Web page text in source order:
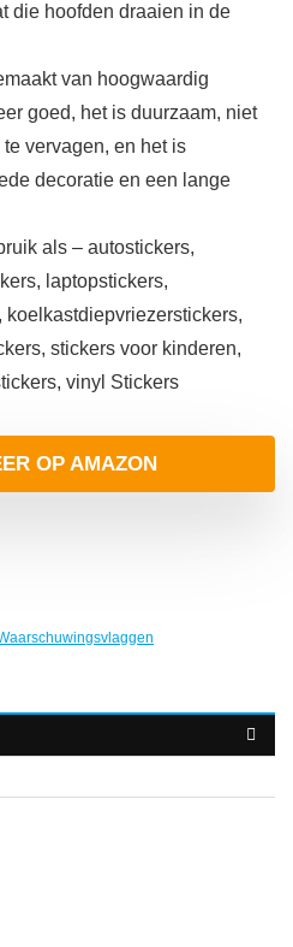
die hoofden draaien in de
van hoogwaardig
goed, het is duurzaam, niet
vervagen, en het is
decoratie en een lange
als – autostickers,
laptopstickers,
koelkastdiepvriezerstickers,
stickers voor kinderen,
vinyl Stickers
OP AMAZON